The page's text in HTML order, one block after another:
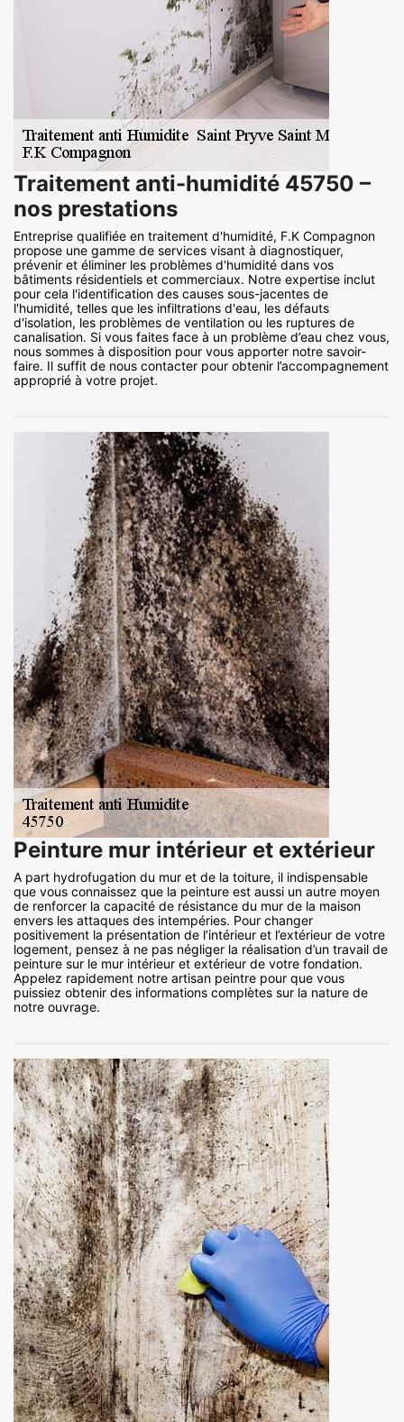
Traitement anti-humidité 45750 –
nos prestations
Entreprise qualifiée en traitement d'humidité, F.K Compagnon
propose une gamme de services visant à diagnostiquer,
prévenir et éliminer les problèmes d'humidité dans vos
bâtiments résidentiels et commerciaux. Notre expertise inclut
pour cela l'identification des causes sous-jacentes de
l'humidité, telles que les infiltrations d'eau, les défauts
d'isolation, les problèmes de ventilation ou les ruptures de
canalisation. Si vous faites face à un problème d’eau chez vous,
nous sommes à disposition pour vous apporter notre savoir-
faire. Il suffit de nous contacter pour obtenir l’accompagnement
approprié à votre projet.
Peinture mur intérieur et extérieur
A part hydrofugation du mur et de la toiture, il indispensable
que vous connaissez que la peinture est aussi un autre moyen
de renforcer la capacité de résistance du mur de la maison
envers les attaques des intempéries. Pour changer
positivement la présentation de l’intérieur et l’extérieur de votre
logement, pensez à ne pas négliger la réalisation d’un travail de
peinture sur le mur intérieur et extérieur de votre fondation.
Appelez rapidement notre artisan peintre pour que vous
puissiez obtenir des informations complètes sur la nature de
notre ouvrage.